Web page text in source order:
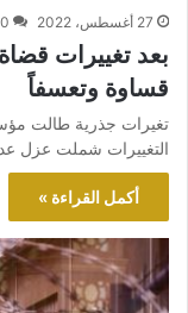
27 أغسطس، 2022 0
بعد تغييرات
قساوة وتعسفاً
تغيرات جذرية طالت
التغييرات شملت عزل
أكمل القراءة »